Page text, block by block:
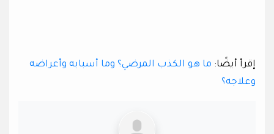
إقرأ أيضًا: ما هو الكذب المرضي؟ وما أسبابه وأعراضه
وعلاجه؟